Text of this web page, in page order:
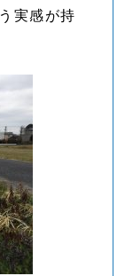
実感が持